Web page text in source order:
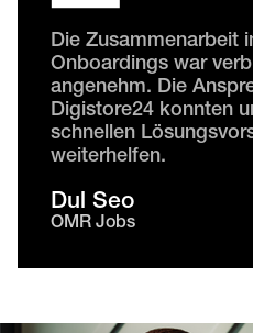
Die Zusammenarbeit
Onboardings war
angenehm. Die
Digistore24 konnten
schnellen
weiterhelfen.
Dul Seo
OMR Jobs